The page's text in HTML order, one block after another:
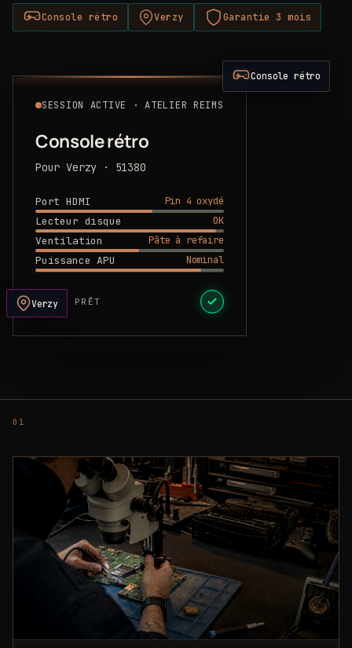
Console rétro Verzy Garantie 3 mois
SESSION ACTIVE · ATELIER REIMS
Console rétro
Pour Verzy · 51380
Port HDMI
Pin 4 oxydé
Lecteur disque
OK
Ventilation
Pâte à refaire
Puissance APU
Nominal
DEVIS PRÊT
Console rétro
Verzy